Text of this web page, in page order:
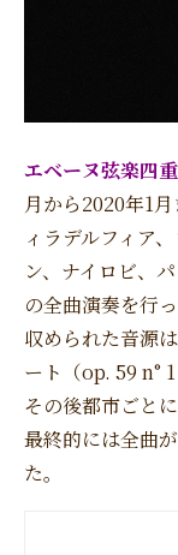
エベーヌ弦楽四
月から2020年1
ィラデルフィア
ン、ナイロビ、
の全曲演奏を行
収められた音源
ート（op. 59 n°
その後都市ごと
最終的には全曲
た。